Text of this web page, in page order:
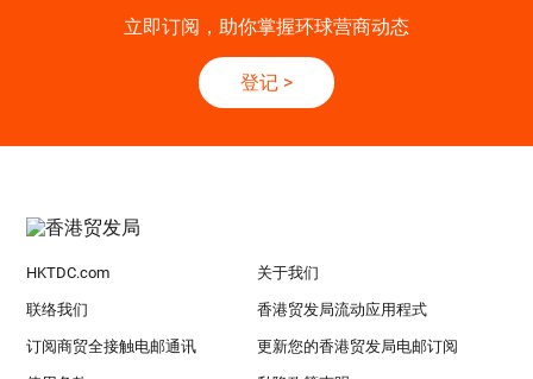
立即订阅，助你掌握环球营商动态
登记 >
HKTDC.com 关于我们
联络我们 香港贸发局流动应用程式
订阅商贸全接触电邮通讯 更新您的香港贸发局电邮订阅